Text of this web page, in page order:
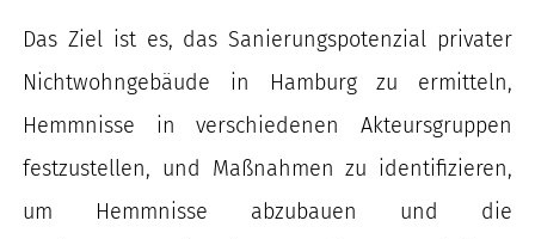
Das Ziel ist es, das Sanierungspotenzial privater
Nichtwohngebäude in Hamburg zu ermitteln,
Hemmnisse in verschiedenen Akteursgruppen
festzustellen, und Maßnahmen zu identifizieren,
um Hemmnisse abzubauen und die